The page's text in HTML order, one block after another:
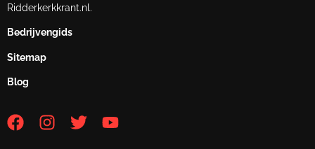
Ridderkerkkrant.nl.
Bedrijvengids
Sitemap
Blog